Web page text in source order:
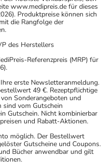
www.medipreis.de für dieses
Produktpreise können sich
die Rangfolge der
des Herstellers
Referenzpreis (MRP) für
erste Newsletteranmeldung.
49 €. Rezeptpflichtige
Sonderangeboten und
sind vom Gutschein
Gutschein. Nicht kombinierbar
und Rabatt-Aktionen.
möglich. Der Bestellwert
Gutscheine und Coupons.
Bücher anwendbar und gilt